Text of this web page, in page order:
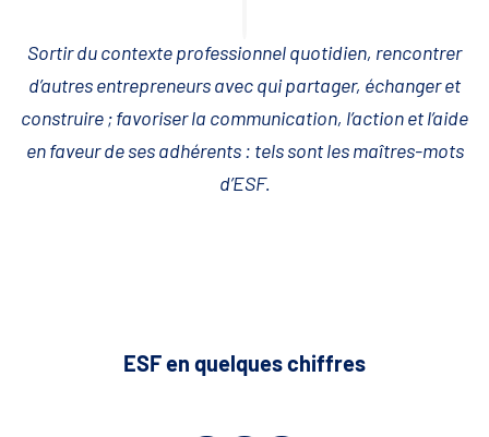
Sortir du contexte professionnel quotidien, rencontrer
d’autres entrepreneurs avec qui partager, échanger et
construire ; favoriser la communication, l’action et l’aide
en faveur de ses adhérents : tels sont les maîtres-mots
d’ESF.
ESF en quelques chiffres